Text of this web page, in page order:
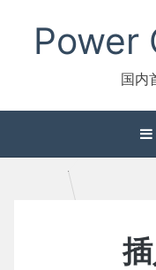
contentPower
国内